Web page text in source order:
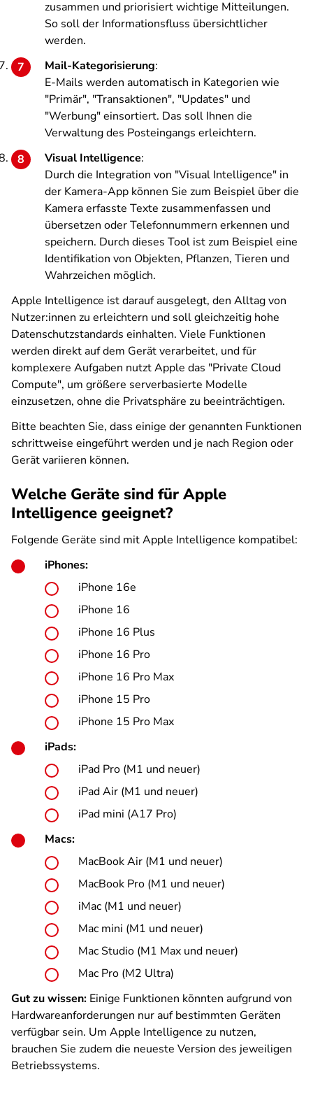
zusammen und priorisiert wichtige Mitteilungen.
So soll der Informationsfluss übersichtlicher
werden.
Mail-Kategorisierung:
E-Mails werden automatisch in Kategorien wie
"Primär", "Transaktionen", "Updates" und
"Werbung" einsortiert. Das soll Ihnen die
Verwaltung des Posteingangs erleichtern.
Visual Intelligence:
Durch die Integration von "Visual Intelligence" in
der Kamera-App können Sie zum Beispiel über die
Kamera erfasste Texte zusammenfassen und
übersetzen oder Telefonnummern erkennen und
speichern. Durch dieses Tool ist zum Beispiel eine
Identifikation von Objekten, Pflanzen, Tieren und
Wahrzeichen möglich.
Apple Intelligence ist darauf ausgelegt, den Alltag von
Nutzer:innen zu erleichtern und soll gleichzeitig hohe
Datenschutzstandards einhalten. Viele Funktionen
werden direkt auf dem Gerät verarbeitet, und für
komplexere Aufgaben nutzt Apple das "Private Cloud
Compute", um größere serverbasierte Modelle
einzusetzen, ohne die Privatsphäre zu beeinträchtigen.
Bitte beachten Sie, dass einige der genannten Funktionen
schrittweise eingeführt werden und je nach Region oder
Gerät variieren können.
Welche Geräte sind für Apple
Intelligence geeignet?
Folgende Geräte sind mit Apple Intelligence kompatibel:
iPhones:
iPhone 16e
iPhone 16
iPhone 16 Plus
iPhone 16 Pro
iPhone 16 Pro Max
iPhone 15 Pro
iPhone 15 Pro Max
iPads:
iPad Pro (M1 und neuer)
iPad Air (M1 und neuer)
iPad mini (A17 Pro)
Macs:
MacBook Air (M1 und neuer)
MacBook Pro (M1 und neuer)
iMac (M1 und neuer)
Mac mini (M1 und neuer)
Mac Studio (M1 Max und neuer)
Mac Pro (M2 Ultra)
Gut zu wissen: Einige Funktionen könnten aufgrund von
Hardwareanforderungen nur auf bestimmten Geräten
verfügbar sein. Um Apple Intelligence zu nutzen,
brauchen Sie zudem die neueste Version des jeweiligen
Betriebssystems.